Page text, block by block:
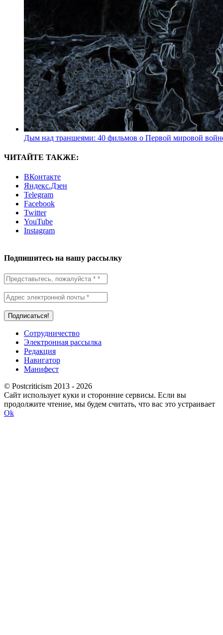
Дым над траншеями: 40 фильмов о Первой мировой
ЧИТАЙТЕ ТАКЖЕ:
ВКонтакте
Яндекс.Дзен
Telegram
Facebook
Twitter
YouTube
Instagram
Подпишитесь на нашу рассылку
Сотрудничество
Электронная рассылка
Редакция
Навигатор
Манифест
© Postcriticism 2013 - 2026
Сайт использует куки и сторонние сервисы. Если вы
продолжите чтение, мы будем считать, что вас это устраивает
Ok